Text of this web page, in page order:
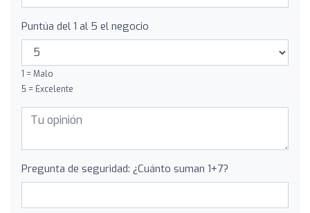
Puntúa del 1 al 5 el negocio
1 = Malo
5 = Excelente
Pregunta de seguridad: ¿Cuánto suman 1+7?